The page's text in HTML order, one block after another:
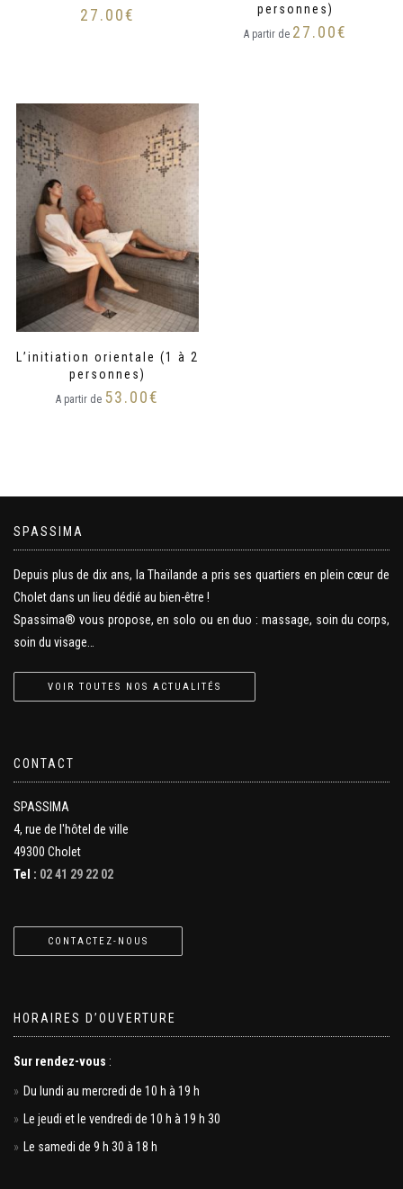
27.00€
personnes)
A partir de 27.00€
L’initiation orientale (1 à 2
personnes)
A partir de 53.00€
SPASSIMA
Depuis plus de dix ans, la Thaïlande a pris ses quartiers en plein cœur de
Cholet dans un lieu dédié au bien-être !
Spassima® vous propose, en solo ou en duo : massage, soin du corps,
soin du visage…
VOIR TOUTES NOS ACTUALITÉS
CONTACT
SPASSIMA
4, rue de l'hôtel de ville
49300 Cholet
Tel : 02 41 29 22 02
CONTACTEZ-NOUS
HORAIRES D’OUVERTURE
Sur rendez-vous :
Du lundi au mercredi de 10 h à 19 h
Le jeudi et le vendredi de 10 h à 19 h 30
Le samedi de 9 h 30 à 18 h